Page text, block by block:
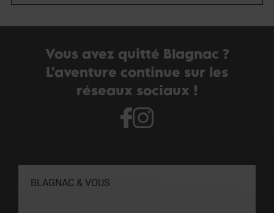
Vous avez quitté Blagnac ?
L'aventure continue sur les
réseaux sociaux !
BLAGNAC & VOUS